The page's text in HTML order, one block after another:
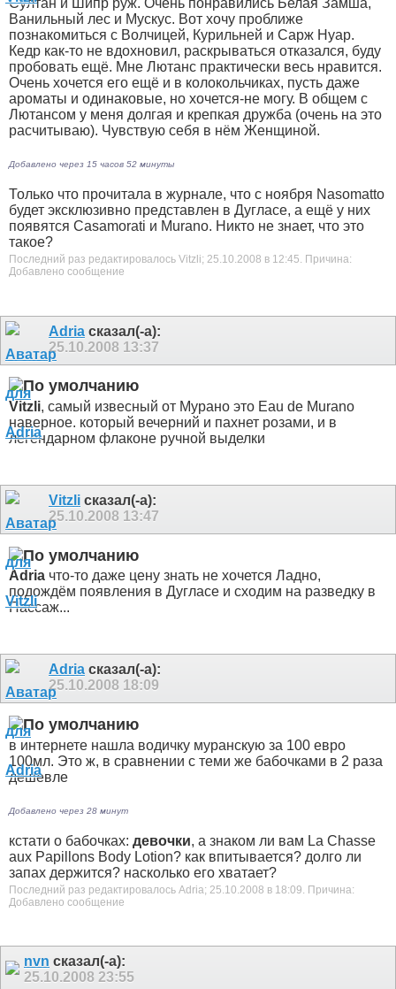
Султан и Шипр руж. Очень понравились Белая Замша,
Ванильный лес и Мускус. Вот хочу проближе
познакомиться с Волчицей, Курильней и Сарж Нуар.
Кедр как-то не вдохновил, раскрываться отказался, буду
пробовать ещё. Мне Лютанс практически весь нравится.
Очень хочется его ещё и в колокольчиках, пусть даже
ароматы и одинаковые, но хочется-не могу. В общем с
Лютансом у меня долгая и крепкая дружба (очень на это
расчитываю). Чувствую себя в нём Женщиной.
Добавлено через 15 часов 52 минуты
Только что прочитала в журнале, что с ноября Nasomatto
будет эксклюзивно представлен в Дугласе, а ещё у них
появятся Casamorati и Murano. Никто не знает, что это
такое?
Последний раз редактировалось Vitzli; 25.10.2008 в 12:45. Причина:
Добавлено сообщение
Adria сказал(-а):
25.10.2008 13:37
Vitzli, самый извесный от Мурано это Eau de Murano
наверное. который вечерний и пахнет розами, и в
легендарном флаконе ручной выделки
Vitzli сказал(-а):
25.10.2008 13:47
Adria что-то даже цену знать не хочется Ладно,
подождём появления в Дугласе и сходим на разведку в
Пассаж...
Adria сказал(-а):
25.10.2008 18:09
в интернете нашла водичку муранскую за 100 евро
100мл. Это ж, в сравнении с теми же бабочками в 2 раза
дешевле
Добавлено через 28 минут
кстати о бабочках: девочки, а знаком ли вам La Chasse
aux Papillons Body Lotion? как впитывается? долго ли
запах держится? насколько его хватает?
Последний раз редактировалось Adria; 25.10.2008 в 18:09. Причина:
Добавлено сообщение
nvn сказал(-а):
25.10.2008 23:55